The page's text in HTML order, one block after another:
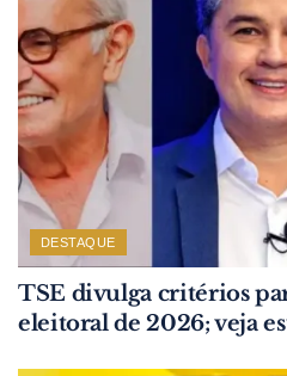
DESTAQUE
TSE divulga critérios
eleitoral de 2026; veja